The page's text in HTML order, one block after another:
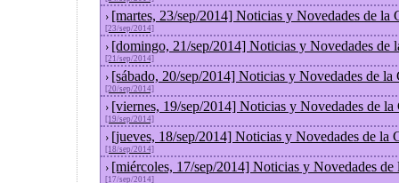
› [martes, 23/sep/2014] Noticias y Novedades de la
[23/sep/2014]
› [domingo, 21/sep/2014] Noticias y Novedades de
[21/sep/2014]
› [sábado, 20/sep/2014] Noticias y Novedades de la
[20/sep/2014]
› [viernes, 19/sep/2014] Noticias y Novedades de la
[19/sep/2014]
› [jueves, 18/sep/2014] Noticias y Novedades de la
[18/sep/2014]
› [miércoles, 17/sep/2014] Noticias y Novedades de
[17/sep/2014]